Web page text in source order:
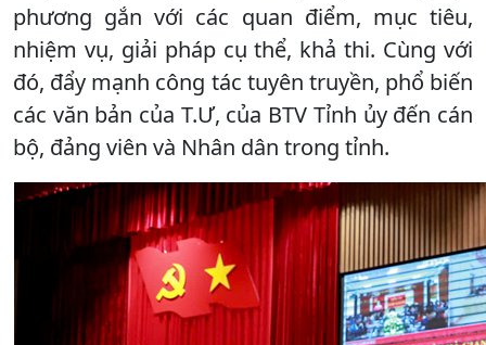
phương gắn với các quan điểm, mục tiêu,
nhiệm vụ, giải pháp cụ thể, khả thi. Cùng với
đó, đẩy mạnh công tác tuyên truyền, phổ biến
các văn bản của T.Ư, của BTV Tỉnh ủy đến cán
bộ, đảng viên và Nhân dân trong tỉnh.